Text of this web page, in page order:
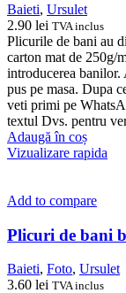
Baieti, Ursulet
2.90 lei TVA inclus
Plicurile de bani au
carton mat de 250g/
introducerea banilor.
pus pe masa. Dupa
veti primi pe
textul Dvs. pentru
Adaugă în coș
Vizualizare rapida
Add to compare
Plicuri de bani
Baieti, Foto, Ursulet
3.60 lei TVA inclus